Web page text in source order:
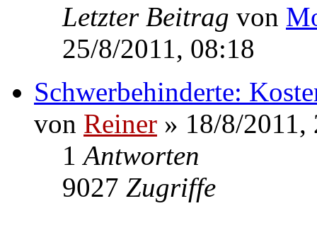
Letzter Beitrag von
25/8/2011, 08:18
Schwerbehinderte:
von Reiner » 18/8/2011,
1Antworten
9027 Zugriffe